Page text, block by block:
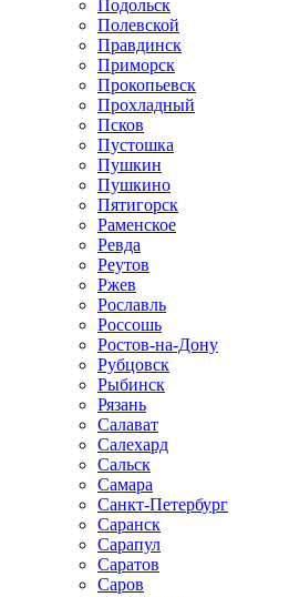
Подольск
Полевской
Правдинск
Приморск
Прокопьевск
Прохладный
Псков
Пустошка
Пушкин
Пушкино
Пятигорск
Раменское
Ревда
Реутов
Ржев
Рославль
Россошь
Ростов-на-Дону
Рубцовск
Рыбинск
Рязань
Салават
Салехард
Сальск
Самара
Санкт-Петербург
Саранск
Сарапул
Саратов
Саров